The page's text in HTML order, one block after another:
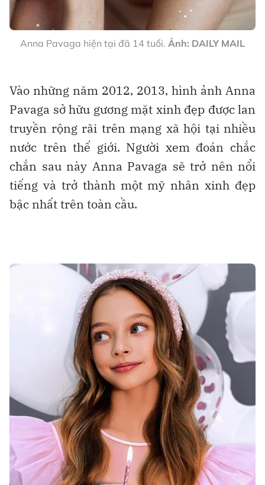
Anna Pavaga hiện tại đã 14 tuổi. Ảnh: DAILY MAIL
Vào những năm 2012, 2013, hình ảnh Anna
Pavaga sở hữu gương mặt xinh đẹp được lan
truyền rộng rãi trên mạng xã hội tại nhiều
nước trên thế giới. Người xem đoán chắc
chắn sau này Anna Pavaga sẽ trở nên nổi
tiếng và trở thành một mỹ nhân xinh đẹp
bậc nhất trên toàn cầu.